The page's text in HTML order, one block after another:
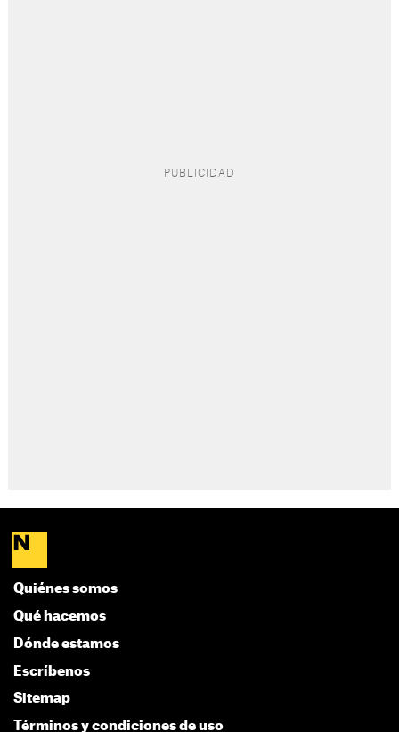
Quiénes somos
Qué hacemos
Dónde estamos
Escríbenos
Sitemap
Términos y condiciones de uso